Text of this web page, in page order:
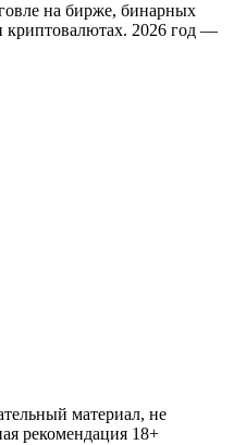
на бирже, бинарных
криптовалютах. 2026 год —
материал, не
рекомендация 18+